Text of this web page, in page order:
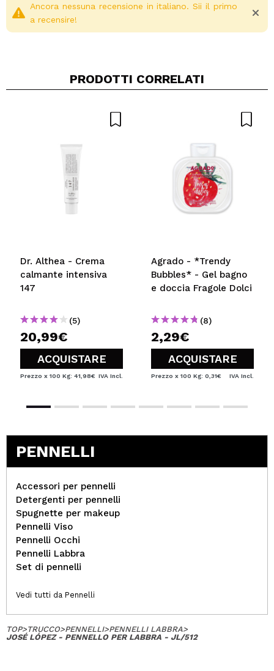
Il tuo video potrebbe essere il primo. Immaginalo...
Consiglieresti questo acquisto? Si No
5/5
Ancora nessuna recensione in italiano. Sii il primo
a recensire!
PRODOTTI CORRELATI
Dr. Althea - Crema
calmante intensiva
147
(5)
20,99€
ACQUISTARE
Prezzo x 100 Kg: 41,98€ IVA Incl.
Agrado - *Trendy
Bubbles* - Gel bagno
e doccia Fragole Dolci
(8)
2,29€
ACQUISTARE
Prezzo x 100 Kg: 0,31€ IVA Incl.
PENNELLI
Accessori per pennelli
Detergenti per pennelli
Spugnette per makeup
Pennelli Viso
Pennelli Occhi
Pennelli Labbra
Set di pennelli
Vedi tutti da Pennelli
TOP>TRUCCO>PENNELLI>PENNELLI LABBRA>
JOSÉ LÓPEZ - PENNELLO PER LABBRA - JL/512